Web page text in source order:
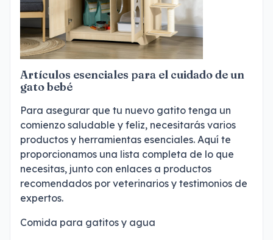
Artículos esenciales para el cuidado de un
gato bebé
Para asegurar que tu nuevo gatito tenga un
comienzo saludable y feliz, necesitarás varios
productos y herramientas esenciales. Aquí te
proporcionamos una lista completa de lo que
necesitas, junto con enlaces a productos
recomendados por veterinarios y testimonios de
expertos.
Comida para gatitos y agua